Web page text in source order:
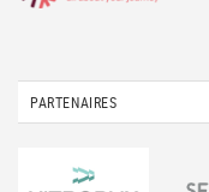
PARTENAIRES